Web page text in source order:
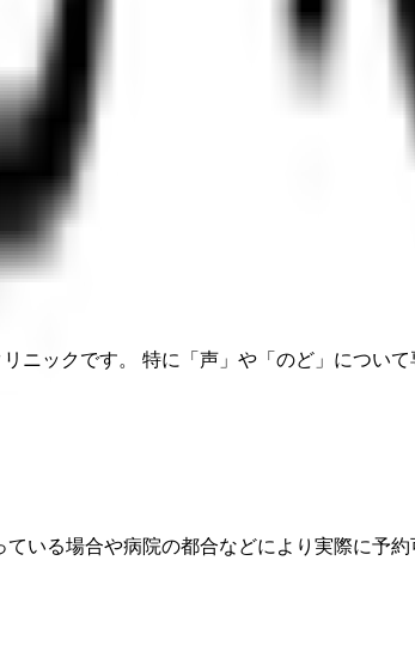
ニックです。 特に「声」や「のど」につい
いる場合や病院の都合などにより実際に予